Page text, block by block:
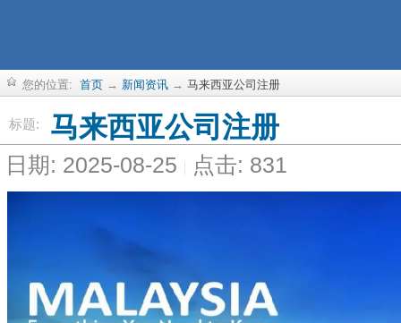
您的位置: 首页 → 新闻资讯 → 马来西亚公司注册
标题: 马来西亚公司注册
日期: 2025-08-25 点击: 831